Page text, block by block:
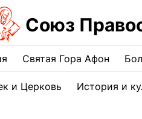
Союз
Святая Гора Афон
и Церковь История и